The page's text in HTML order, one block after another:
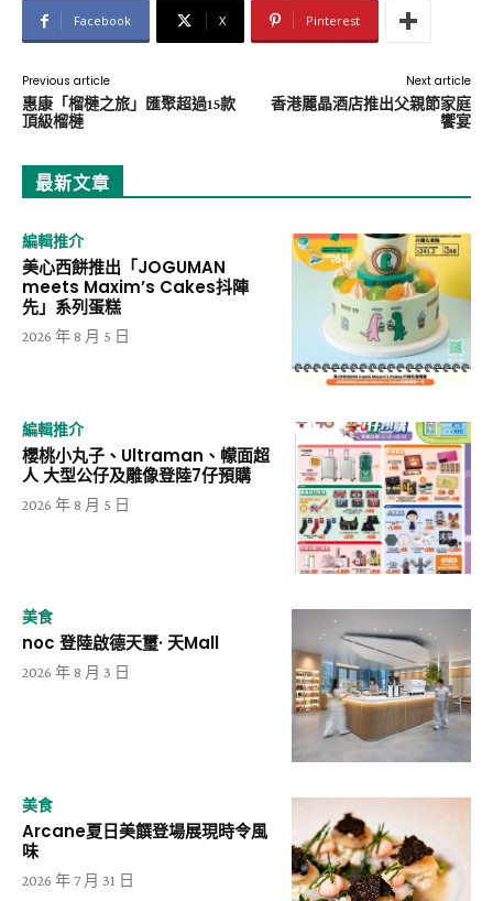
Facebook X Pinterest
Previous article
惠康「榴槤之旅」匯聚超過15款
頂級榴槤
Next article
香港麗晶酒店推出父親節家庭
饗宴
最新文章
編輯推介
美心西餅推出「JOGUMAN
meets Maxim’s Cakes抖陣
先」系列蛋糕
2026 年 8 月 5 日
編輯推介
櫻桃小丸子、Ultraman、幪面超
人 大型公仔及雕像登陸7仔預購
2026 年 8 月 5 日
美食
noc 登陸啟德天璽· 天Mall
2026 年 8 月 3 日
美食
Arcane夏日美饌登場展現時令風
味
2026 年 7 月 31 日